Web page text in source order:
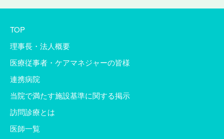
TOP
理事長・法人概要
医療従事者・ケアマネジャーの皆様
連携病院
当院で満たす施設基準に関する掲示
訪問診療とは
医師一覧